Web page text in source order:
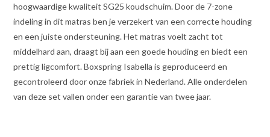
hoogwaardige kwaliteit SG25 koudschuim. Door de 7-zone
indeling in dit matras ben je verzekert van een correcte houding
en een juiste ondersteuning. Het matras voelt zacht tot
middelhard aan, draagt bij aan een goede houding en biedt een
prettig ligcomfort. Boxspring Isabella is geproduceerd en
gecontroleerd door onze fabriek in Nederland. Alle onderdelen
van deze set vallen onder een garantie van twee jaar.